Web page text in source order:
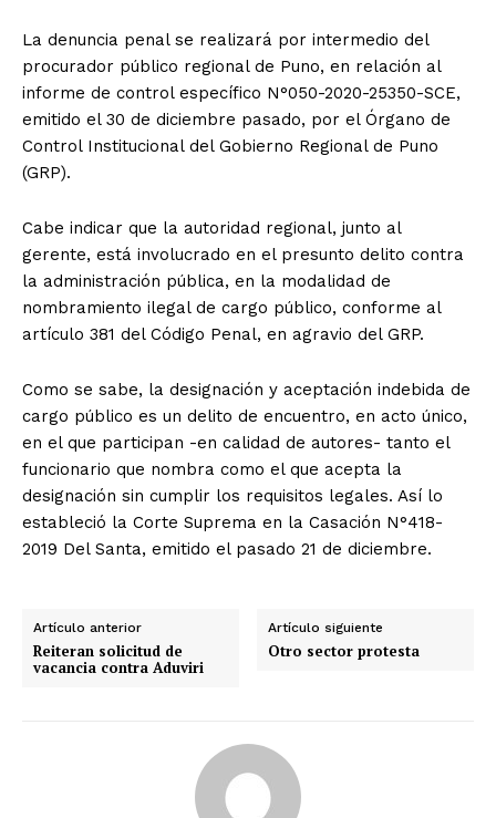
La denuncia penal se realizará por intermedio del
procurador público regional de Puno, en relación al
informe de control específico N°050-2020-25350-SCE,
emitido el 30 de diciembre pasado, por el Órgano de
Control Institucional del Gobierno Regional de Puno
(GRP).
Cabe indicar que la autoridad regional, junto al
gerente, está involucrado en el presunto delito contra
la administración pública, en la modalidad de
nombramiento ilegal de cargo público, conforme al
artículo 381 del Código Penal, en agravio del GRP.
Como se sabe, la designación y aceptación indebida de
cargo público es un delito de encuentro, en acto único,
en el que participan -en calidad de autores- tanto el
funcionario que nombra como el que acepta la
designación sin cumplir los requisitos legales. Así lo
estableció la Corte Suprema en la Casación N°418-
2019 Del Santa, emitido el pasado 21 de diciembre.
Artículo anterior
Reiteran solicitud de
vacancia contra Aduviri
Artículo siguiente
Otro sector protesta